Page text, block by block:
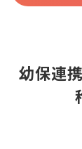
幼保連